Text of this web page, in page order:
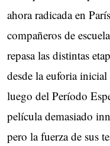
ahora radicada en
compañeros de
repasa las distintas
desde la euforia
luego del Período
película demasiado
pero la fuerza de sus